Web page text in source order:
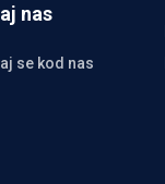
nas
se kod nas